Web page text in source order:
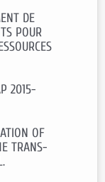
DE
POUR
2015-
OF
TRANS-